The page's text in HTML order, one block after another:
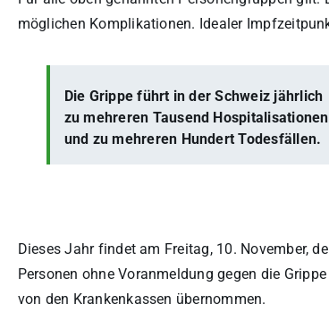
möglichen Komplikationen. Idealer
Die Grippe führt in der Schweiz jährlich
zu mehreren Tausend Hospitalisationen
und zu mehreren Hundert Todesfällen.
Dieses Jahr findet am Freitag, 10. November,
Personen ohne Voranmeldung gegen die
von den Krankenkassen übernommen.